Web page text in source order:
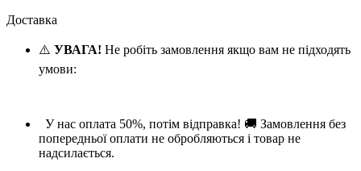
Доставка
⚠️ УВАГА! Не робіть замовлення якщо вам не підходять
умови:
У нас оплата 50%, потім відправка! 🚚 Замовлення без
попередньої оплати не обробляються і товар не
надсилається.